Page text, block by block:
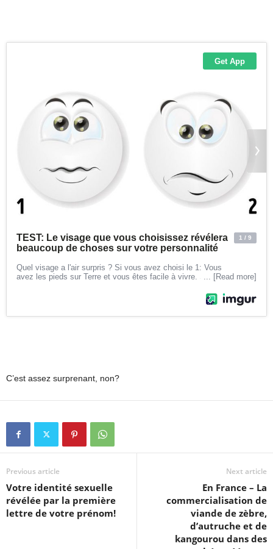
C’est assez surprenant, non?
Previous article
Votre identité sexuelle
révélée par la première
lettre de votre prénom!
Next article
En France – La
commercialisation de
viande de zèbre,
d’autruche et de
kangourou dans des